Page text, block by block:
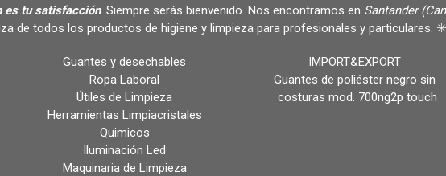
es tu satisfacción. Siempre serás bienvenido. Nos encontramos en Santander
de todos los productos de higiene y limpieza para profesionales y particulares. ✳️
Guantes y desechables
Ropa Laboral
Útiles de Limpieza
Herramientas Limpiacristales
Quimicos
Iluminación Led
Maquinaria de Limpieza
IMPORT&EXPORT
Guantes de poliéster negro sin
costuras mod. 700ng2p touch